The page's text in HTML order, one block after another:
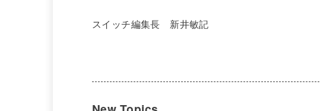
スイッチ編集長 新井敏記